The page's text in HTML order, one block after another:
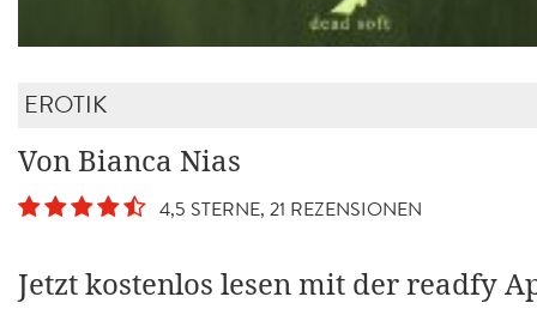
EROTIK
Von Bianca Nias
4,5 STERNE, 21 REZENSIONEN
Jetzt kostenlos lesen mit der readfy